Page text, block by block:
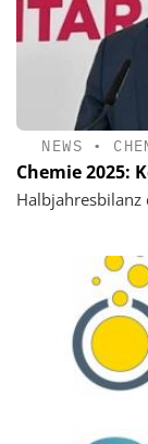
NEWS •
Chemie 2025:
Halbjahresbilanz